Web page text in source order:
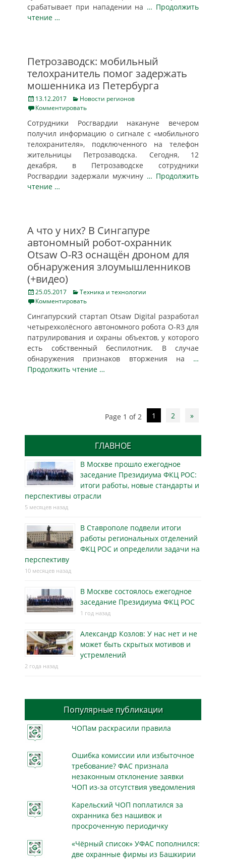
срабатывает при нападении на … Продолжить
чтение …
Петрозаводск: мобильный
телохранитель помог задержать
мошенника из Петербурга
Posted
on
13.12.2017 Categories
Новости регионов
Комментировать
Сотрудники Росгвардии накануне вечером
получил информацию о сигнале с «мобильного
телохранителя», подключенного на телефон
жительницы Петрозаводска. Сегодня, 12
декабря, в Петрозаводске сотрудники
Росгвардии задержали мужчину … Продолжить
чтение …
А что у них? В Сингапуре
автономный робот-охранник
Otsaw O-R3 оснащён дроном для
обнаружения злоумышленников
(+видео)
Posted
on
25.05.2017 Categories
Техника и технологии
Комментировать
Сингапурский стартап Otsaw Digital разработал
четырехколёсного автономного робота O-R3 для
патрулирования и охраны объектов, у которого
есть собственный беспилотник. В случае
обнаружения признаков вторжения на …
Продолжить чтение …
Page 1 of 2 1 2 »
ГЛАВНОЕ
В Москве прошло ежегодное
заседание Президиума ФКЦ РОС:
итоги работы, новые стандарты и
перспективы отрасли
5 месяцев назад
В Ставрополе подвели итоги
работы региональных отделений
ФКЦ РОС и определили задачи на
перспективу
10 месяцев назад
В Москве состоялось ежегодное
заседание Президиума ФКЦ РОС
1 год назад
Александр Козлов: У нас нет и не
может быть скрытых мотивов и
устремлений
2 года назад
Популярные публикации
ЧОПам раскрасили правила
Ошибка комиссии или избыточное
требование? ФАС признала
незаконным отклонение заявки
ЧОП из-за отсутствия уведомления
Карельский ЧОП поплатился за
охранника без нашивок и
просроченную периодичку
«Чёрный список» УФАС пополнился:
две охранные фирмы из Башкирии